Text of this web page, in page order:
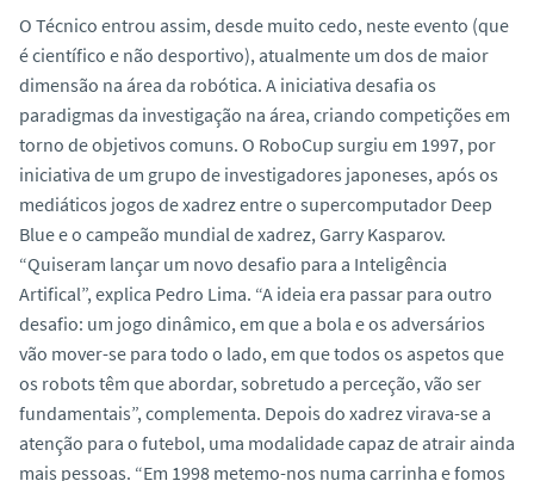
O Técnico entrou assim, desde muito cedo, neste evento (que
é científico e não desportivo), atualmente um dos de maior
dimensão na área da robótica. A iniciativa desafia os
paradigmas da investigação na área, criando competições em
torno de objetivos comuns. O RoboCup surgiu em 1997, por
iniciativa de um grupo de investigadores japoneses, após os
mediáticos jogos de xadrez entre o supercomputador Deep
Bluee o campeão mundial de xadrez, Garry Kasparov.
“Quiseram lançar um novo desafio para a Inteligência
Artifical”, explica Pedro Lima. “A ideia era passar para outro
desafio: um jogo dinâmico, em que a bola e os adversários
vão mover-se para todo o lado, em que todos os aspetos que
os robots têm que abordar, sobretudo a perceção, vão ser
fundamentais”, complementa. Depois do xadrez virava-se a
atenção para o futebol, uma modalidade capaz de atrair ainda
mais pessoas. “Em 1998 metemo-nos numa carrinha e fomos